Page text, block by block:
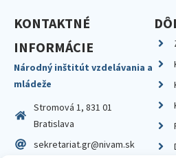
KONTAKTNÉ
INFORMÁCIE
Národný inštitút vzdelávania a
mládeže
Stromová 1, 831 01
Bratislava
sekretariat.gr@nivam.sk